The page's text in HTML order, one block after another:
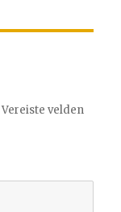
Vereiste velden